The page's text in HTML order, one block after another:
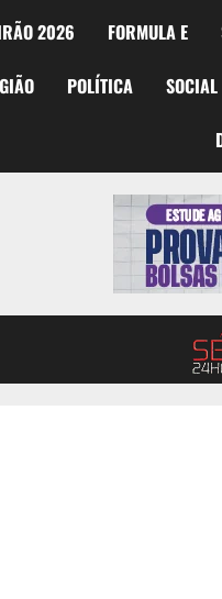
2026 FORMULA E
POLÍTICA SOCIAL